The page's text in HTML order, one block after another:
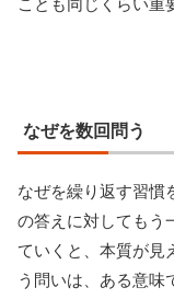
ことも同じくらい重
なぜを数回問う
なぜを繰り返す習慣
の答えに対してもう
ていくと、本質が見
う問いは、ある意味